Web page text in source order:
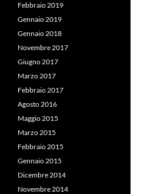
Febbraio 2019
Gennaio 2019
Gennaio 2018
Novembre 2017
Giugno 2017
Marzo 2017
Febbraio 2017
Agosto 2016
Maggio 2015
Marzo 2015
Febbraio 2015
Gennaio 2015
Dicembre 2014
Novembre 2014